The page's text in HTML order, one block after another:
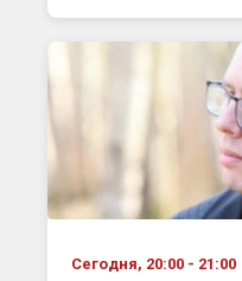
Сегодня, 20:00 - 21:00